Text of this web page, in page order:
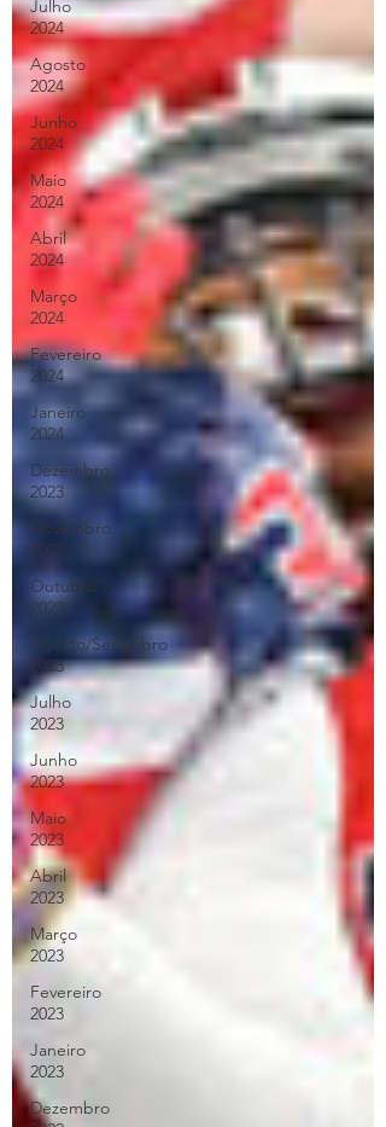
Julho
2024
Agosto
2024
Junho
2024
Maio
2024
Abril
2024
Março
2024
Fevereiro
2024
Janeiro
2024
Dezembro
2023
Novembro
2023
Outubro
2023
Agosto/Setembro
2023
Julho
2023
Junho
2023
Maio
2023
Abril
2023
Março
2023
Fevereiro
2023
Janeiro
2023
Dezembro